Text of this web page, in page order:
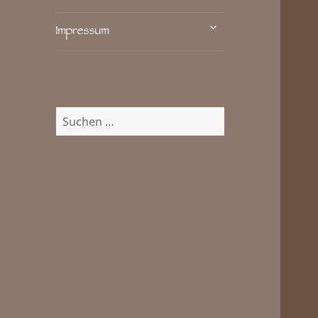
Impressum
untermenü
Suchen